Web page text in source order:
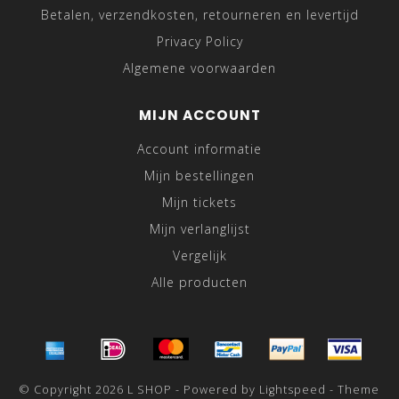
Betalen, verzendkosten, retourneren en levertijd
Privacy Policy
Algemene voorwaarden
MIJN ACCOUNT
Account informatie
Mijn bestellingen
Mijn tickets
Mijn verlanglijst
Vergelijk
Alle producten
© Copyright 2026 L SHOP - Powered by Lightspeed - Theme